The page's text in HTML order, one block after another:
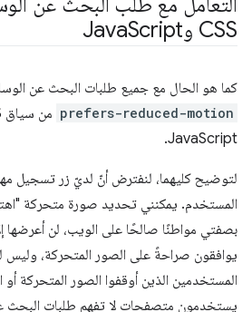
CSS وJava
Script
كما هو الحال مع جميع طلبات البحث عن
prefers-reduced-motion
JavaScript.
لتوضيح كليهما، لنفترض أنّ لديّ زر تسجيل
المستخدم. يمكنني تحديد صورة متحركة
بصفتي مواطنًا صالحًا على الويب، لن أعرضها
يوافقون صراحةً على الصور المتحركة، وليس
المستخدمين الذين أوقفوا الصور المتحركة
يستخدمون متصفحات لا تفهم طلبات البحث